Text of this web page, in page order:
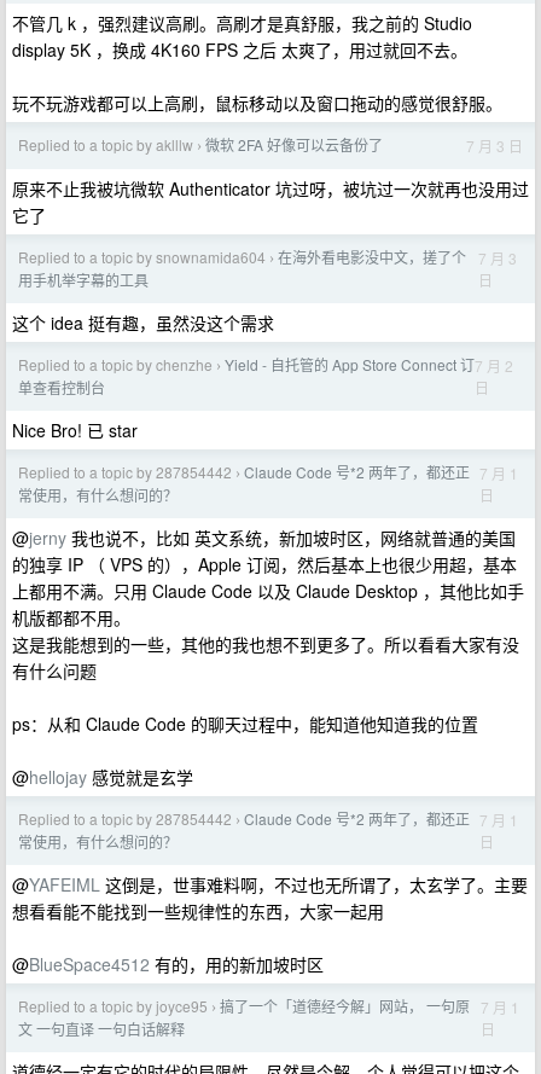
不管几 k ，强烈建议高刷。高刷才是真舒服，我之前的 Studio
display 5K ，换成 4K160 FPS 之后 太爽了，用过就回不去。
玩不玩游戏都可以上高刷，鼠标移动以及窗口拖动的感觉很舒服。
Replied to a topic by aklllw › 微软 2FA 好像可以云备份了 7 月 3 日
原来不止我被坑微软 Authenticator 坑过呀，被坑过一次就再也没用过
它了
Replied to a topic by snownamida604 › 在海外看电影没中文，搓了个
用手机举字幕的工具
7 月 3
日
这个 idea 挺有趣，虽然没这个需求
Replied to a topic by chenzhe › Yield - 自托管的 App Store Connect 订
单查看控制台
7 月 2
日
Nice Bro! 已 star
Replied to a topic by 287854442 › Claude Code 号*2 两年了，都还正
常使用，有什么想问的？
7 月 1
日
@jerny 我也说不，比如 英文系统，新加坡时区，网络就普通的美国
的独享 IP （ VPS 的），Apple 订阅，然后基本上也很少用超，基本
上都用不满。只用 Claude Code 以及 Claude Desktop ，其他比如手
机版都都不用。
这是我能想到的一些，其他的我也想不到更多了。所以看看大家有没
有什么问题
ps：从和 Claude Code 的聊天过程中，能知道他知道我的位置
@hellojay 感觉就是玄学
Replied to a topic by 287854442 › Claude Code 号*2 两年了，都还正
常使用，有什么想问的？
7 月 1
日
@YAFEIML 这倒是，世事难料啊，不过也无所谓了，太玄学了。主要
想看看能不能找到一些规律性的东西，大家一起用
@BlueSpace4512 有的，用的新加坡时区
Replied to a topic by joyce95 › 搞了一个「道德经今解」网站， 一句原
文 一句直译 一句白话解释
7 月 1
日